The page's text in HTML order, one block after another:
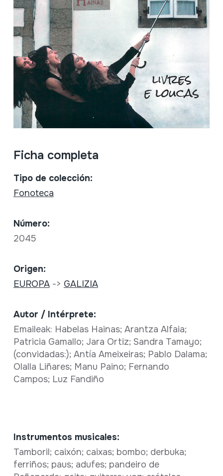
Ficha completa
Tipo de colección:
Fonoteca
Número:
2045
Origen:
EUROPA-> GALIZIA
Autor / Intérprete:
Emaileak: Habelas Hainas; Arantza Alfaia;
Patricia Gamallo; Jara Ortiz; Sandra Tamayo;
(convidadas:); Antía Ameixeiras; Pablo Dalama;
Olalla Liñares; Manu Paino; Fernando
Campos; Luz Fandiño
Instrumentos musicales:
Tamboril; caixón; caixas; bombo; derbuka;
ferriños; paus; adufes; pandeiro de